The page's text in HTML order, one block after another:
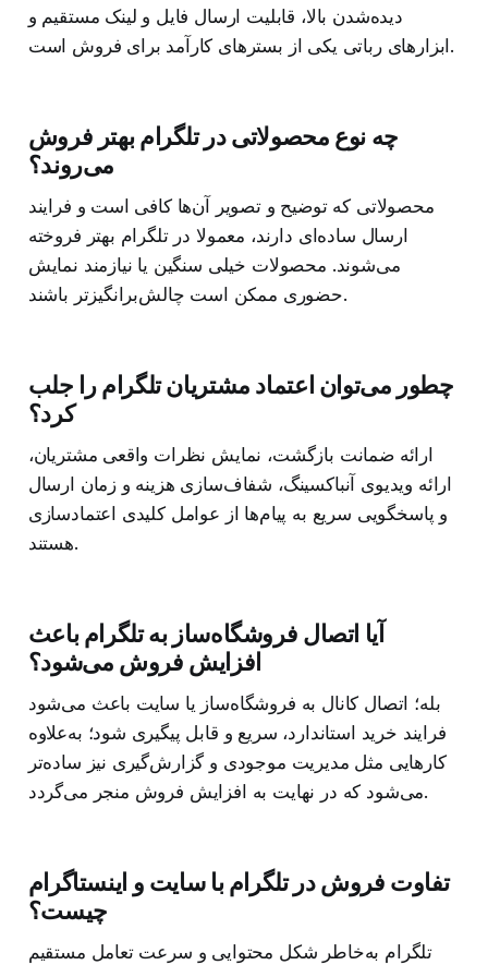
دیده‌شدن بالا، قابلیت ارسال فایل و لینک مستقیم و
ابزارهای رباتی یکی از بسترهای کارآمد برای فروش است.
چه نوع محصولاتی در تلگرام بهتر فروش
می‌روند؟
محصولاتی که توضیح و تصویر آن‌ها کافی است و فرایند
ارسال ساده‌ای دارند، معمولا در تلگرام بهتر فروخته
می‌شوند. محصولات خیلی سنگین یا نیازمند نمایش
حضوری ممکن است چالش‌برانگیزتر باشند.
چطور می‌توان اعتماد مشتریان تلگرام را جلب
کرد؟
ارائه ضمانت بازگشت، نمایش نظرات واقعی مشتریان،
ارائه ویدیوی آنباکسینگ، شفاف‌سازی هزینه و زمان ارسال
و پاسخگویی سریع به پیام‌ها از عوامل کلیدی اعتمادسازی
هستند.
آیا اتصال فروشگاه‌ساز به تلگرام باعث
افزایش فروش می‌شود؟
بله؛ اتصال کانال به فروشگاه‌ساز یا سایت باعث می‌شود
فرایند خرید استاندارد، سریع و قابل پیگیری شود؛ به‌علاوه
کارهایی مثل مدیریت موجودی و گزارش‌گیری نیز ساده‌تر
می‌شود که در نهایت به افزایش فروش منجر می‌گردد.
تفاوت فروش در تلگرام با سایت و اینستاگرام
چیست؟
تلگرام به‌خاطر شکل محتوایی و سرعت تعامل مستقیم